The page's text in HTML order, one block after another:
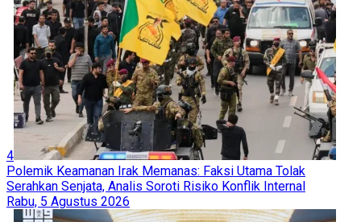
4
Polemik Keamanan Irak Memanas: Faksi Utama Tolak
Serahkan Senjata, Analis Soroti Risiko Konflik Internal
Rabu, 5 Agustus 2026